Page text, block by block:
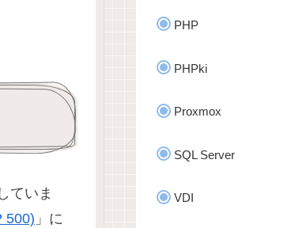
ていま
500) 」に
PHP
PHPki
Proxmox
SQL Server
VDI